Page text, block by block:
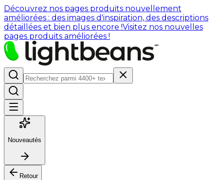
Découvrez nos pages produits nouvellement
améliorées : des images d'inspiration, des descriptions
détaillées et bien plus encore !Visitez nos nouvelles
pages produits améliorées !
Nouveautés
Retour